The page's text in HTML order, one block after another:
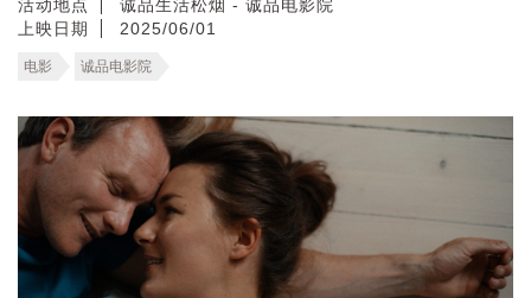
活动地点
诚品生活松烟 - 诚品电影院
上映日期
2025/06/01
电影 诚品电影院